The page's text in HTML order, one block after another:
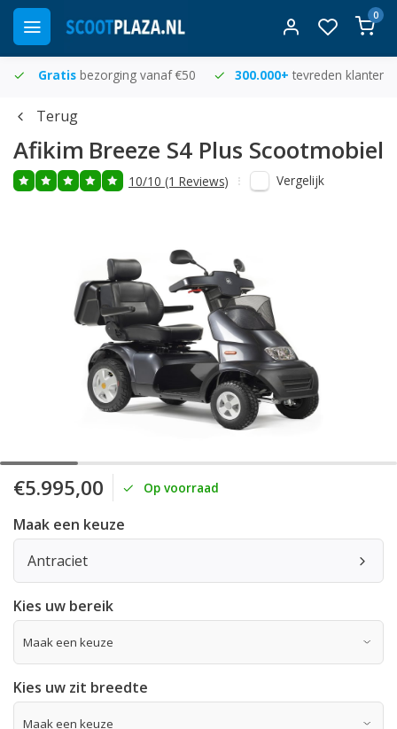
0
Gratis bezorging vanaf €50 300.000+ tevreden klanten
Terug
Afikim Breeze S4 Plus Scootmobiel
10/10 (1 Reviews) Vergelijk
€5.995,00 Op voorraad
Maak een keuze
Antraciet
Kies uw bereik
Kies uw zit breedte